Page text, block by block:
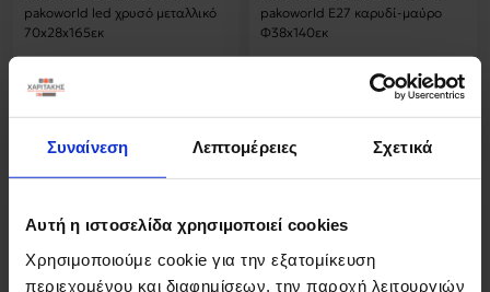
Συναίνεση Λεπτομέρειες Σχετικά
Αυτή η ιστοσελίδα χρησιμοποιεί cookies
Χρησιμοποιούμε cookie για την εξατομίκευση
περιεχομένου και διαφημίσεων, την παροχή λειτουργιών
pakoworld led χρυσό μεταλλικό
70x28x165εκ
59,19 €
pakoworld Ε27 καρυδί-μαύρο
Φ38x140εκ
20,37 €
17,31 €
-15%